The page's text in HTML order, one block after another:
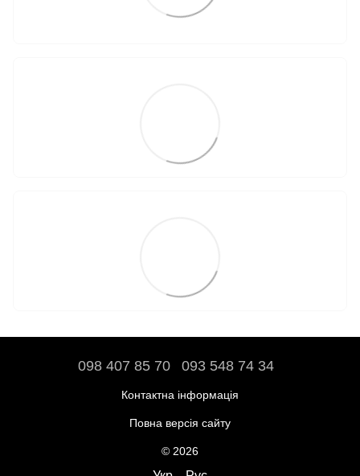
098 407 85 70 093 548 74 34
Контактна інформація
Повна версія сайту
© 2026